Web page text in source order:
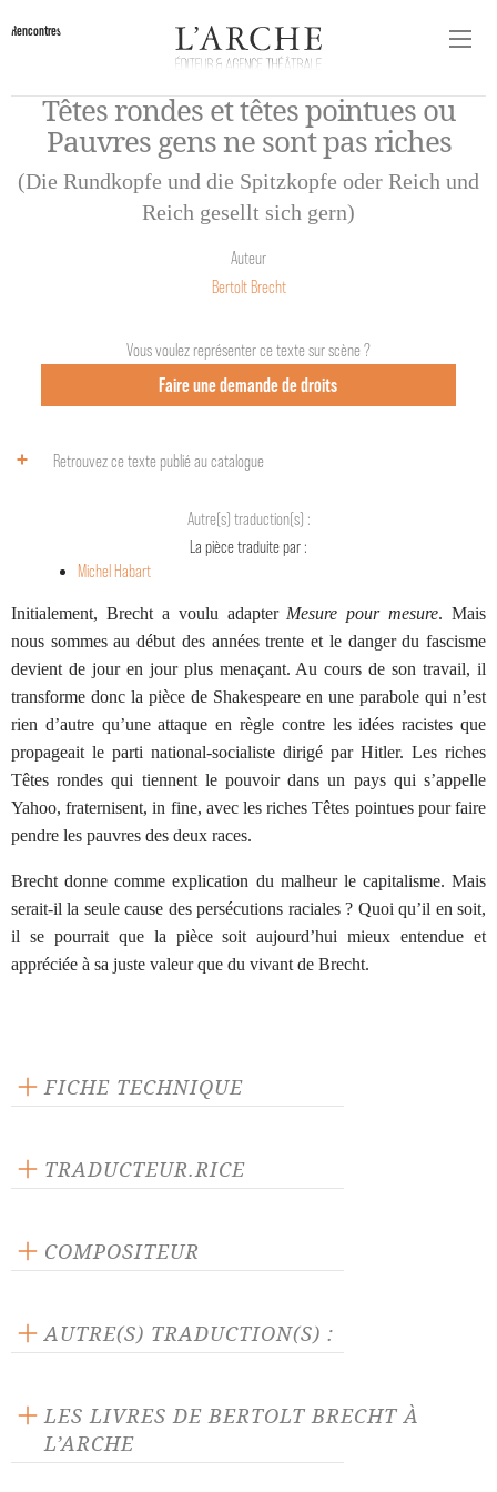
Rencontres
Têtes rondes et têtes pointues ou
Pauvres gens ne sont pas riches
(Die Rundkopfe und die Spitzkopfe oder Reich und
Reich gesellt sich gern)
Auteur
Bertolt Brecht
Vous voulez représenter ce texte sur scène ?
Faire une demande de droits
Retrouvez ce texte publié au catalogue
Autre(s) traduction(s) :
La pièce traduite par :
Michel Habart
Initialement, Brecht a voulu adapter Mesure pour mesure. Mais
nous sommes au début des années trente et le danger du fascisme
devient de jour en jour plus menaçant. Au cours de son travail, il
transforme donc la pièce de Shakespeare en une parabole qui n’est
rien d’autre qu’une attaque en règle contre les idées racistes que
propageait le parti national-socialiste dirigé par Hitler. Les riches
Têtes rondes qui tiennent le pouvoir dans un pays qui s’appelle
Yahoo, fraternisent, in fine, avec les riches Têtes pointues pour faire
pendre les pauvres des deux races.
Brecht donne comme explication du malheur le capitalisme. Mais
serait-il la seule cause des persécutions raciales ? Quoi qu’il en soit,
il se pourrait que la pièce soit aujourd’hui mieux entendue et
appréciée à sa juste valeur que du vivant de Brecht.
FICHE TECHNIQUE
Langue source : allemand
Nombre de personnages masculins : 22
TRADUCTEUR.RICE
COMPOSITEUR
AUTRE(S) TRADUCTION(S) :
LES LIVRES DE BERTOLT BRECHT À
L’ARCHE